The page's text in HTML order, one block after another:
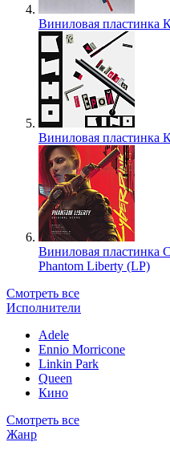
Виниловая пластинка
Виниловая пластинка
Виниловая пластинка
Phantom Liberty (LP)
Смотреть все
Исполнители
Adele
Ennio Morricone
Linkin Park
Queen
Кино
Смотреть все
Жанр